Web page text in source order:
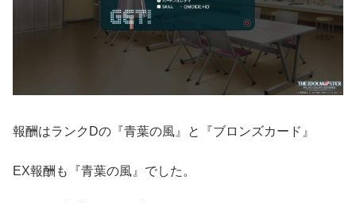
報酬はランクDの『青葉の風』と『ブロンズカード』
EX報酬も『青葉の風』でした。